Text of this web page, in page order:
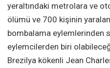
yeraltındaki metrolara ve
ölümü ve 700 kişinin
bombalama eylemlerinden
eylemcilerden biri
Brezilya kökenli Jean